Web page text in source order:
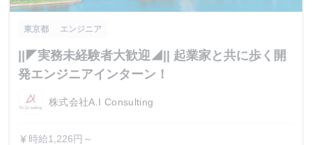
東京都 エンジニア
||◤実務未経験者大歓迎◢|| 起業家と共に歩く開
発エンジニアインターン！
株式会社A.I Consulting
currency_yen 時給1,226円～